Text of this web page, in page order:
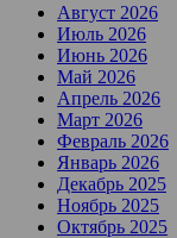
Август 2026
Июль 2026
Июнь 2026
Май 2026
Апрель 2026
Март 2026
Февраль 2026
Январь 2026
Декабрь 2025
Ноябрь 2025
Октябрь 2025